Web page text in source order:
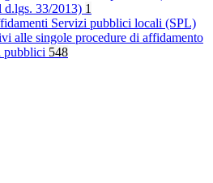
d.lgs. 33/2013) 1
Servizi pubblici locali (SPL)
alle singole procedure di affidamento
pubblici 548